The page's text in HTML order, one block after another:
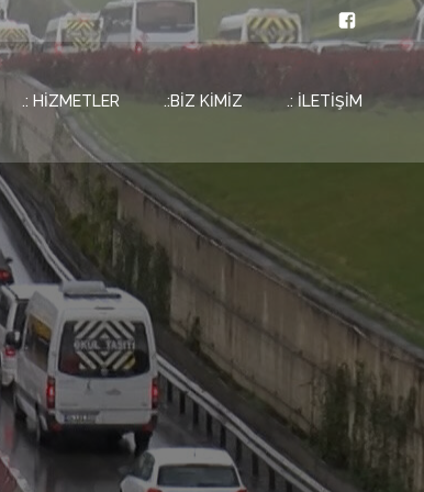
.: HİZMETLER .:BİZ KİMİZ .: İLETİŞİM